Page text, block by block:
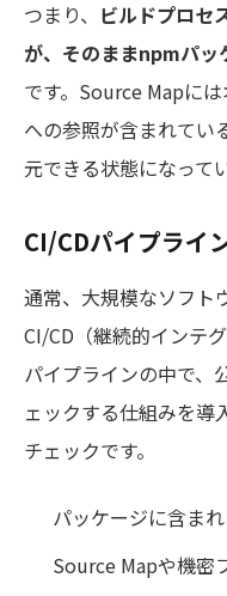
つまり、 ビルドプロセ
が、そのままnpmパッ
です。Source Mapに
への参照が含まれてい
元できる状態になって
CI/CDパイプライ
通常、大規模なソフト
CI/CD（継続的インテ
パイプラインの中で、
ェックする仕組みを導
チェックです。
パッケージに含ま
Source Mapや機密